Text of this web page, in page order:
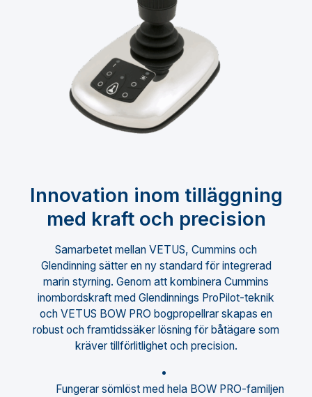
Innovation inom tilläggning
med kraft och precision
Samarbetet mellan VETUS, Cummins och
Glendinning sätter en ny standard för integrerad
marin styrning. Genom att kombinera Cummins
inombordskraft med Glendinnings ProPilot-teknik
och VETUS BOW PRO bogpropellrar skapas en
robust och framtidssäker lösning för båtägare som
kräver tillförlitlighet och precision.
Fungerar sömlöst med hela BOW PRO-familjen